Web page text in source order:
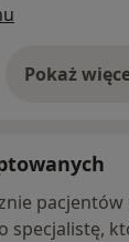
Pokażo
specjalistę,